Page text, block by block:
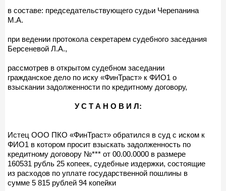
в составе: председательствующего судьи Черепанина
М.А.
при ведении протокола секретарем судебного заседания
Берсеневой Л.А.,
рассмотрев в открытом судебном заседании
гражданское дело по иску «ФинТраст» к ФИО1 о
взыскании задолженности по кредитному договору,
У С Т А Н О В И Л:
Истец ООО ПКО «ФинТраст» обратился в суд с иском к
ФИО1 в котором просит взыскать задолженность по
кредитному договору №*** от 00.00.0000 в размере
160531 рубль 25 копеек, судебные издержки, состоящие
из расходов по уплате государственной пошлины в
сумме 5 815 рублей 94 копейки